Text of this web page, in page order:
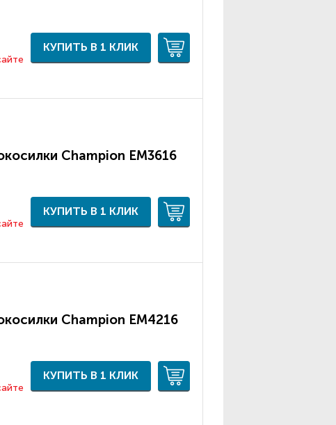
КУПИТЬ В 1 КЛИК
Champion ЕМ3616
КУПИТЬ В 1 КЛИК
Champion ЕМ4216
КУПИТЬ В 1 КЛИК